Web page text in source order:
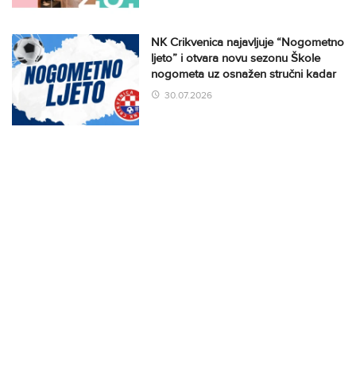
NK Crikvenica najavljuje “Nogometno
ljeto” i otvara novu sezonu Škole
nogometa uz osnažen stručni kadar
30.07.2026